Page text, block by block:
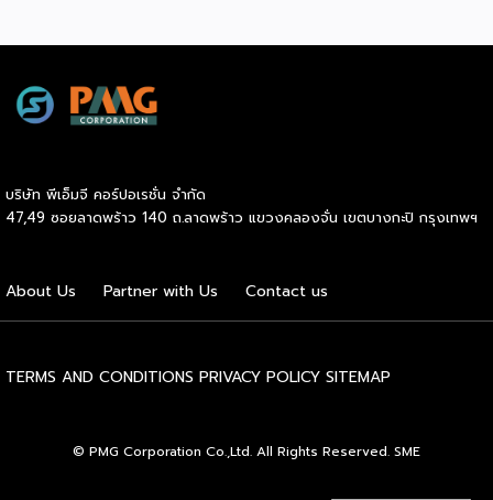
เป็นท่านางแอ่นบิน พีระมิดมนุษย์ หรือท่ามังกรพลิกกาย การ
ผสานท่วงทำนอง การเคลื่อนไหว ลมหายใจ และพละกำลังเข้าด้วย
กันอย่างสมบูรณ์แบบนี้เอง ที่หล่อหลอมให้เกิดเป็นสุนทรียศาสตร์
ทศวรรษ 1990 เป็นต้นมา กุนซานจูได้รับการยอมรับอย่างกว้าง
ขวางทั้งในและต่างประเทศ […]
บริหารระดับสูงตลอดห่วงโซ่คุณค่าของอุตสาหกรรมนมทั่วโลก
ฮูฮอตขึ้นแท่นเมืองหลวงแห่งอุตสาหกรรมนมโลกอย่างเป็น
เกียรติคุณและรางวัลที่ระลึก เพื่อรับรองให้เมืองฮูฮอตดำรง
ตำแหน่ง World Dairy Capital หรือเมืองหลวงแห่ง
กล่าวถือเป็นสัญญาณแห่งความสำเร็จที่สะท้อนความมุ่งมั่นทุ่มเท
ของเมืองฮูฮอตในการยกระดับอุตสาหกรรมนม พร้อมกล่าวเสริม
องค์กรระดับแถวหน้าอย่าง Yili Group […]
บริษัท พีเอ็มจี คอร์ปอเรชั่น จำกัด
47,49 ซอยลาดพร้าว 140 ถ.ลาดพร้าว แขวงคลองจั่น เขตบางกะปิ กรุงเทพฯ
About Us Partner with Us Contact us
TERMS AND CONDITIONS PRIVACY POLICY SITEMAP
© PMG Corporation Co.,Ltd. All Rights Reserved. SME